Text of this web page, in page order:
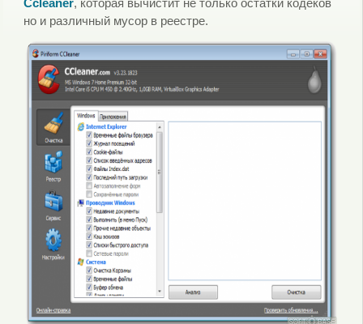
но и различный мусор в реестре.